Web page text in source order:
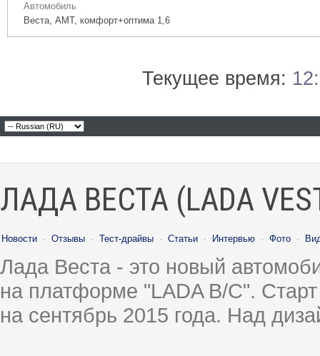
Автомобиль
Веста, АМТ, комфорт+оптима 1,6
Текущее время:
ЛАДА ВЕСТА (LADA
Новости · Отзывы · Тест-драйвы · Статьи · Интервью · Фото ·
Лада Веста - это новый
на платформе "LADA B/C".
на сентябрь 2015 года. Над